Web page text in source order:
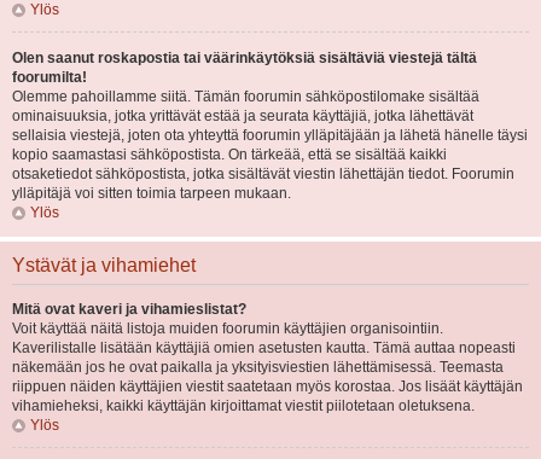
Ylös
Olen saanut roskapostia tai väärinkäytöksiä sisältäviä viestejä tältä
foorumilta!
Olemme pahoillamme siitä. Tämän foorumin sähköpostilomake sisältää
ominaisuuksia, jotka yrittävät estää ja seurata käyttäjiä, jotka lähettävät
sellaisia viestejä, joten ota yhteyttä foorumin ylläpitäjään ja lähetä hänelle täysi
kopio saamastasi sähköpostista. On tärkeää, että se sisältää kaikki
otsaketiedot sähköpostista, jotka sisältävät viestin lähettäjän tiedot. Foorumin
ylläpitäjä voi sitten toimia tarpeen mukaan.
Ylös
Ystävät ja vihamiehet
Mitä ovat kaveri ja vihamieslistat?
Voit käyttää näitä listoja muiden foorumin käyttäjien organisointiin.
Kaverilistalle lisätään käyttäjiä omien asetusten kautta. Tämä auttaa nopeasti
näkemään jos he ovat paikalla ja yksityisviestien lähettämisessä. Teemasta
riippuen näiden käyttäjien viestit saatetaan myös korostaa. Jos lisäät käyttäjän
vihamieheksi, kaikki käyttäjän kirjoittamat viestit piilotetaan oletuksena.
Ylös